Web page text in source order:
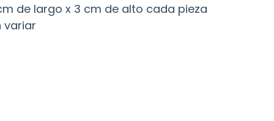
de largo x 3 cm de alto cada pieza
variar